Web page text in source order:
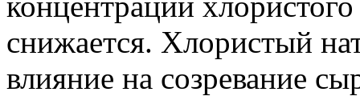
снижается. Хлористый
влияние на созревание